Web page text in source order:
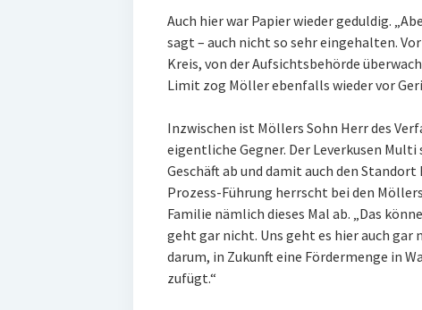
Auch hier war Papier wieder geduldig.
sagt – auch nicht so sehr eingehalten.
Kreis, von der Aufsichtsbehörde
Limit zog Möller ebenfalls wieder vor
Inzwischen ist Möllers Sohn Herr des
eigentliche Gegner. Der Leverkusen
Geschäft ab und damit auch den
Prozess-Führung herrscht bei den
Familie nämlich dieses Mal ab. „Das
geht gar nicht. Uns geht es hier auch gar
darum, in Zukunft eine Fördermenge in
zufügt.“